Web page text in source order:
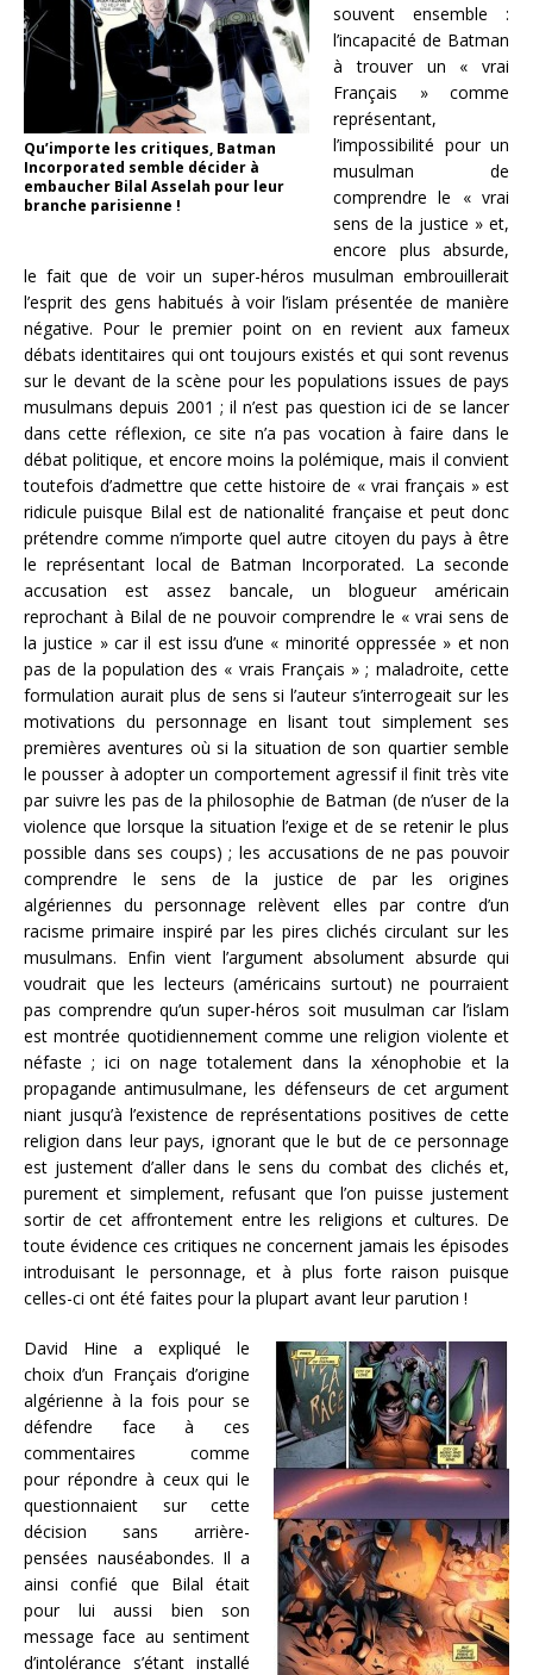
Qu’importe les critiques, Batman
Incorporated semble décider à
embaucher Bilal Asselah pour leur
branche parisienne !
souvent ensemble :
l’incapacité de Batman
à trouver un « vrai
Français » comme
représentant,
l’impossibilité pour un
musulman de
comprendre le « vrai
sens de la justice » et,
encore plus absurde,
le fait que de voir un super-héros musulman embrouillerait
l’esprit des gens habitués à voir l’islam présentée de manière
négative. Pour le premier point on en revient aux fameux
débats identitaires qui ont toujours existés et qui sont revenus
sur le devant de la scène pour les populations issues de pays
musulmans depuis 2001 ; il n’est pas question ici de se lancer
dans cette réflexion, ce site n’a pas vocation à faire dans le
débat politique, et encore moins la polémique, mais il convient
toutefois d’admettre que cette histoire de « vrai français » est
ridicule puisque Bilal est de nationalité française et peut donc
prétendre comme n’importe quel autre citoyen du pays à être
le représentant local de Batman Incorporated. La seconde
accusation est assez bancale, un blogueur américain
reprochant à Bilal de ne pouvoir comprendre le « vrai sens de
la justice » car il est issu d’une « minorité oppressée » et non
pas de la population des « vrais Français » ; maladroite, cette
formulation aurait plus de sens si l’auteur s’interrogeait sur les
motivations du personnage en lisant tout simplement ses
premières aventures où si la situation de son quartier semble
le pousser à adopter un comportement agressif il finit très vite
par suivre les pas de la philosophie de Batman (de n’user de la
violence que lorsque la situation l’exige et de se retenir le plus
possible dans ses coups) ; les accusations de ne pas pouvoir
comprendre le sens de la justice de par les origines
algériennes du personnage relèvent elles par contre d’un
racisme primaire inspiré par les pires clichés circulant sur les
musulmans. Enfin vient l’argument absolument absurde qui
voudrait que les lecteurs (américains surtout) ne pourraient
pas comprendre qu’un super-héros soit musulman car l’islam
est montrée quotidiennement comme une religion violente et
néfaste ; ici on nage totalement dans la xénophobie et la
propagande antimusulmane, les défenseurs de cet argument
niant jusqu’à l’existence de représentations positives de cette
religion dans leur pays, ignorant que le but de ce personnage
est justement d’aller dans le sens du combat des clichés et,
purement et simplement, refusant que l’on puisse justement
sortir de cet affrontement entre les religions et cultures. De
toute évidence ces critiques ne concernent jamais les épisodes
introduisant le personnage, et à plus forte raison puisque
celles-ci ont été faites pour la plupart avant leur parution !
David Hine a expliqué le
choix d’un Français d’origine
algérienne à la fois pour se
défendre face à ces
commentaires comme
pour répondre à ceux qui le
questionnaient sur cette
décision sans arrière-
pensées nauséabondes. Il a
ainsi confié que Bilal était
pour lui aussi bien son
message face au sentiment
d’intolérance s’étant installé